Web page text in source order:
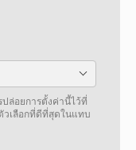
ปล่อยการตั้งค่านี้ไว้ที่
เลือกที่ดีที่สุดในแทบ